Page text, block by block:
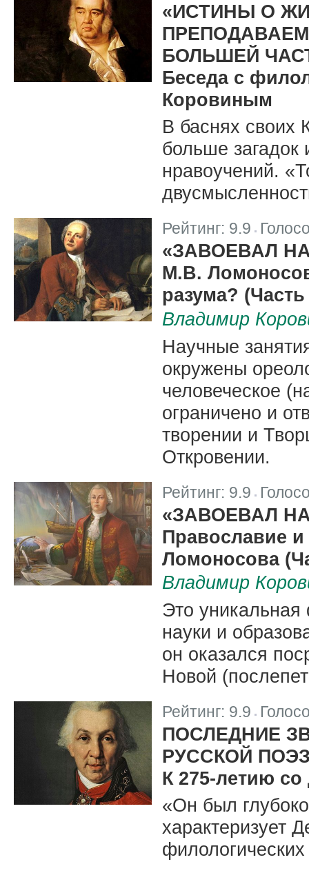
«ИСТИНЫ О
БОЛЬШЕЙ
Беседа с
Коровиным
В баснях своих
больше
нравоучений.
Рейтинг: 9.9
«ЗАВОЕВАЛ
М.В.
разума?
Владимир
Научные
окружены
человеческое
ограничено и
творении и
Откровении.
Рейтинг: 9.9 |
«ЗАВОЕВАЛ
Православие
Ломоносова
Владимир
Это уникальная
науки и
он оказался
Новой
Рейтинг: 9.9 |
ПОСЛЕДНИЕ
РУССКОЙ
К 275-летию
«Он был
характеризует